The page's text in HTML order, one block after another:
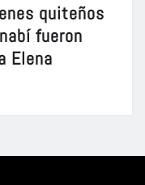
quiteños
fueron
Elena